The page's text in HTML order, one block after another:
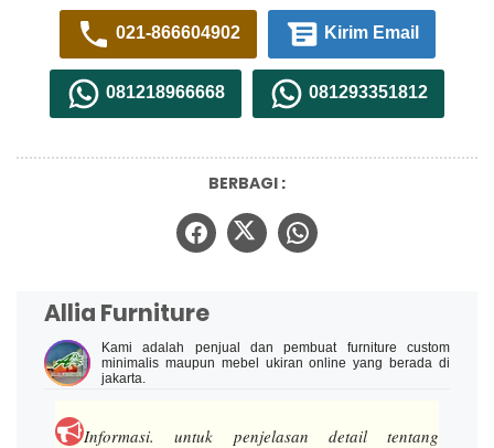
021-866604902 Kirim Email
081218966668 081293351812
BERBAGI :
Allia Furniture
Kami adalah penjual dan pembuat furniture custom
minimalis maupun mebel ukiran online yang berada di
jakarta.
Informasi.untuk penjelasan detail tentang